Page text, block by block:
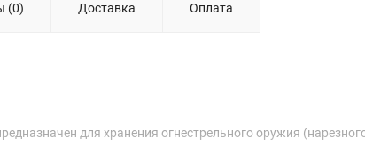
(0) Доставка Оплата
для хранения огнестрельного оружия